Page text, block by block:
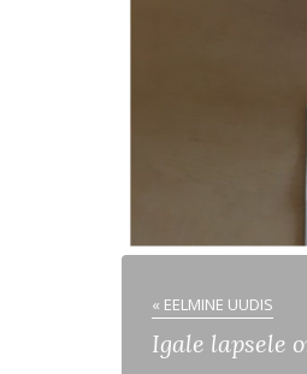
« EELMINE UUDIS
Igale lapsele